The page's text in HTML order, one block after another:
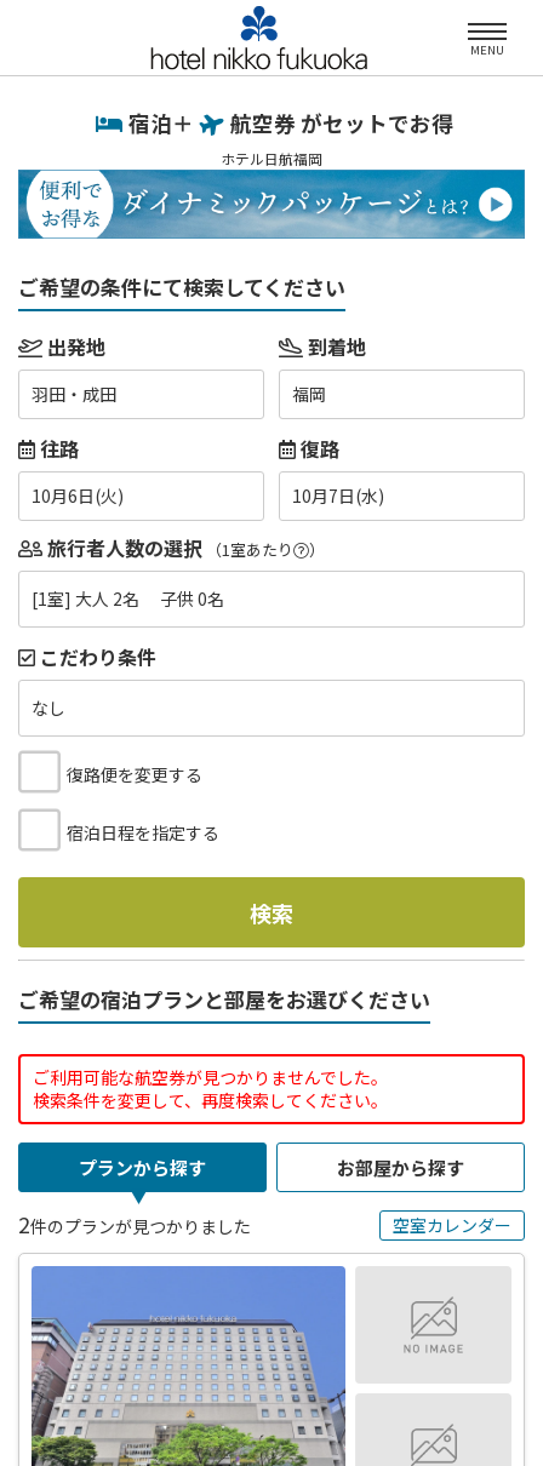
MENU
宿泊＋ 航空券 がセットでお得
ホテル日航福岡
ご希望の条件にて検索してください
出発地
羽田・成田
到着地
福岡
往路
10月6日(火)
復路
10月7日(水)
旅行者人数の選択 （1室あたり ）
[1室] 大人 2名 子供 0名
こだわり条件
なし
復路便を変更する
宿泊日程を指定する
検索
ご希望の宿泊プランと部屋をお選びください
ご利用可能な航空券が見つかりませんでした。
検索条件を変更して、再度検索してください。
プランから探す お部屋から探す
2件のプランが見つかりました 空室カレンダー